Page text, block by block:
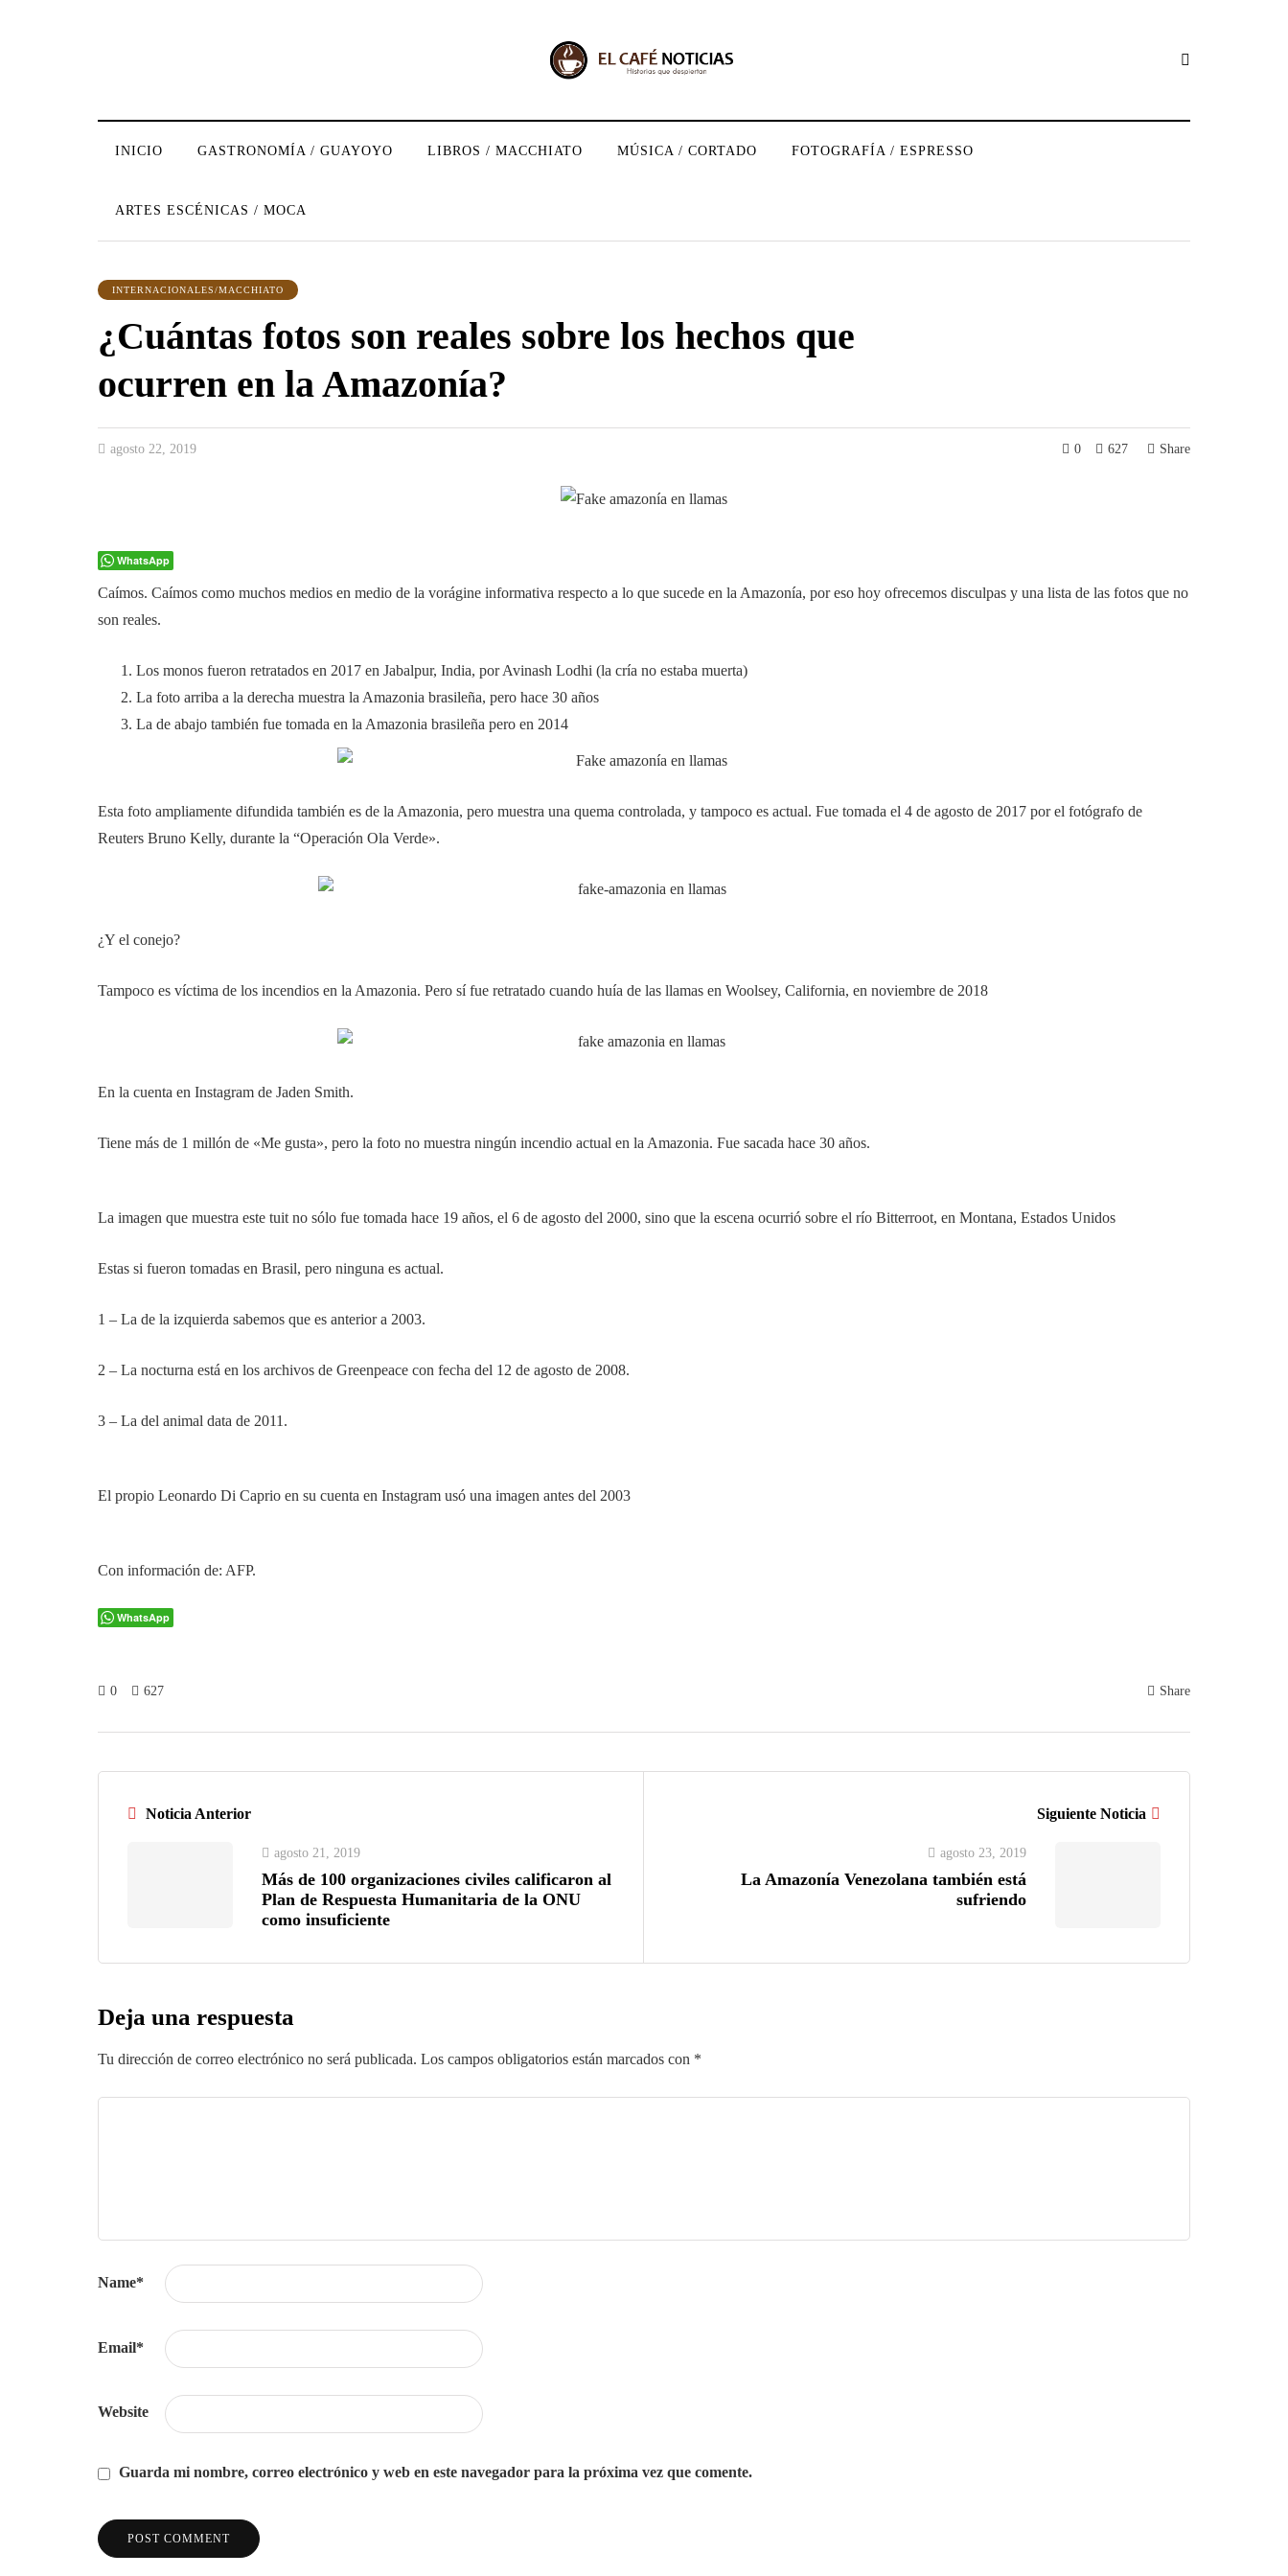
INICIO GASTRONOMÍA / GUAYOYO LIBROS / MACCHIATO MÚSICA / CORTADO FOTOGRAFÍA / ESPRESSO
ARTES ESCÉNICAS / MOCA
INTERNACIONALES/MACCHIATO
¿Cuántas fotos son reales sobre los hechos que
ocurren en la Amazonía?
agosto 22, 2019 0 627 Share
WhatsApp
Caímos. Caímos como muchos medios en medio de la vorágine informativa respecto a lo que sucede en la Amazonía, por eso hoy ofrecemos disculpas y una lista de las fotos que no
son reales.
Los monos fueron retratados en 2017 en Jabalpur, India, por Avinash Lodhi (la cría no estaba muerta)
La foto arriba a la derecha muestra la Amazonia brasileña, pero hace 30 años
La de abajo también fue tomada en la Amazonia brasileña pero en 2014
Esta foto ampliamente difundida también es de la Amazonia, pero muestra una quema controlada, y tampoco es actual. Fue tomada el 4 de agosto de 2017 por el fotógrafo de
Reuters Bruno Kelly, durante la “Operación Ola Verde».
¿Y el conejo?
Tampoco es víctima de los incendios en la Amazonia. Pero sí fue retratado cuando huía de las llamas en Woolsey, California, en noviembre de 2018
En la cuenta en Instagram de Jaden Smith.
Tiene más de 1 millón de «Me gusta», pero la foto no muestra ningún incendio actual en la Amazonia. Fue sacada hace 30 años.
La imagen que muestra este tuit no sólo fue tomada hace 19 años, el 6 de agosto del 2000, sino que la escena ocurrió sobre el río Bitterroot, en Montana, Estados Unidos
Estas si fueron tomadas en Brasil, pero ninguna es actual.
1 – La de la izquierda sabemos que es anterior a 2003.
2 – La nocturna está en los archivos de Greenpeace con fecha del 12 de agosto de 2008.
3 – La del animal data de 2011.
El propio Leonardo Di Caprio en su cuenta en Instagram usó una imagen antes del 2003
Con información de: AFP.
WhatsApp
0 627 Share
Noticia Anterior
agosto 21, 2019
Más de 100 organizaciones civiles calificaron al
Plan de Respuesta Humanitaria de la ONU
como insuficiente
Siguiente Noticia
agosto 23, 2019
La Amazonía Venezolana también está
sufriendo
Deja una respuesta
Tu dirección de correo electrónico no será publicada. Los campos obligatorios están marcados con *
Name*
Email*
Website
Guarda mi nombre, correo electrónico y web en este navegador para la próxima vez que comente.